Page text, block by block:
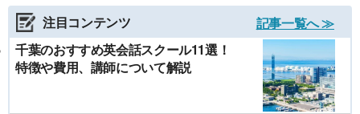
注目コンテンツ
記事一覧へ ≫
千葉のおすすめ英会話スクール11選！
特徴や費用、講師について解説